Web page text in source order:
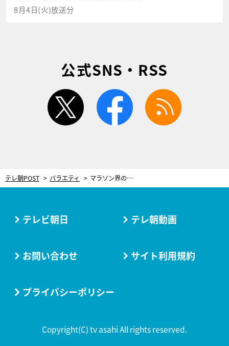
8月4日(火)放送分
公式SNS・RSS
twitter facebook
テレ朝POST バラエティ マラソン界のレジェンド・瀬古利彦。34歳で亡くなった長男からの思い出の“金メダル”
テレビ朝日 テレ朝動画
お問い合わせ サイト利用規約
プライバシーポリシー
Copyright(C) tv asahi All rights reserved.